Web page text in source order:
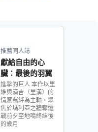
推薦同人誌
獻給自由的心
臟：最後的羽翼
進擊的巨人 本作以里
維與漢吉（里漢）的
情感羈絆為主軸，聚
焦於瑪利亞之牆奪還
戰前夕至地鳴終結後
的歲月